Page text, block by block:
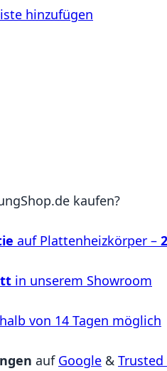
hinzufügen
kaufen?
auf Plattenheizkörper –
in unserem Showroom
von 14 Tagen möglich
auf Google & Trusted